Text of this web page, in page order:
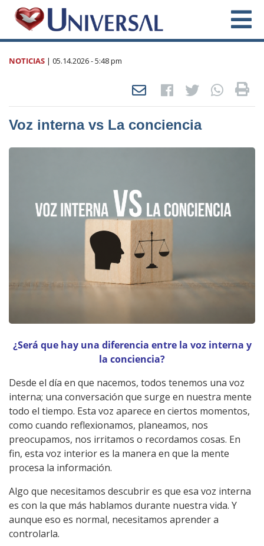
NOTICIAS | 05.14.2026- 5:48 pm
Voz interna vs La conciencia
¿Será que hay una diferencia entre la voz interna y
la conciencia?
Desde el día en que nacemos, todos tenemos una voz
interna; una conversación que surge en nuestra mente
todo el tiempo. Esta voz aparece en ciertos momentos,
como cuando reflexionamos, planeamos, nos
preocupamos, nos irritamos o recordamos cosas. En
fin, esta voz interior es la manera en que la mente
procesa la información.
Algo que necesitamos descubrir es que esa voz interna
es con la que más hablamos durante nuestra vida. Y
aunque eso es normal, necesitamos aprender a
controlarla.